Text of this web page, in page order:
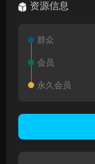
资源信息
群众
会员
永久会员